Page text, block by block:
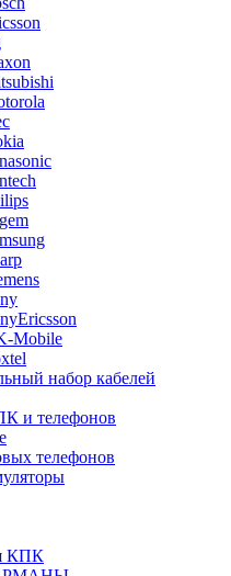
Mobile
набор кабелей
и телефонов
телефонов
КПК